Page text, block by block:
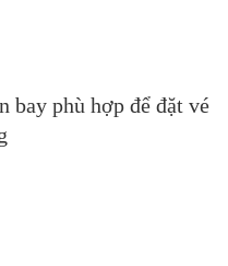
bay phù hợp để đặt vé